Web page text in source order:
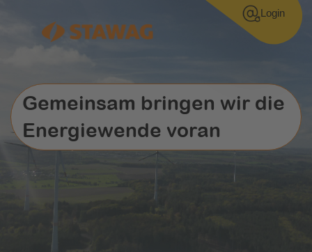
Login
Gemeinsam bringen wir die
Energiewende voran